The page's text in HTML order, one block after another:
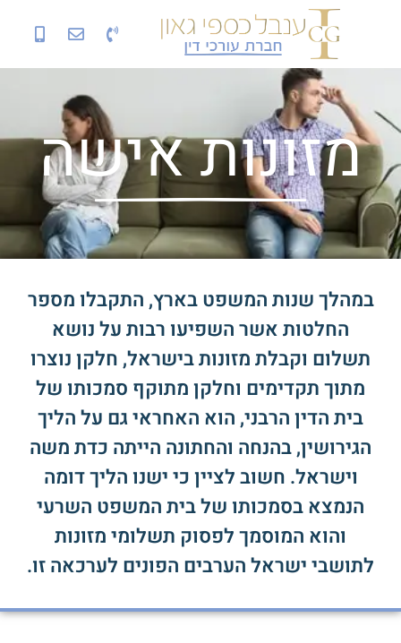
מזונות אישה
במהלך שנות המשפט בארץ, התקבלו מספר
החלטות אשר השפיעו רבות על נושא
תשלום וקבלת מזונות בישראל, חלקן נוצרו
מתוך תקדימים וחלקן מתוקף סמכותו של
בית הדין הרבני, הוא האחראי גם על הליך
הגירושין, בהנחה והחתונה הייתה כדת משה
וישראל. חשוב לציין כי ישנו הליך דומה
הנמצא בסמכותו של בית המשפט השרעי
והוא המוסמך לפסוק תשלומי מזונות
לתושבי ישראל הערבים הפונים לערכאה זו.